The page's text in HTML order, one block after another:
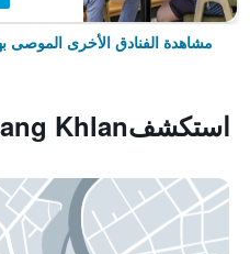
مشاهدة الفنادق الأخرى الموصى
استكشفChang Khlan, شيانج ماي